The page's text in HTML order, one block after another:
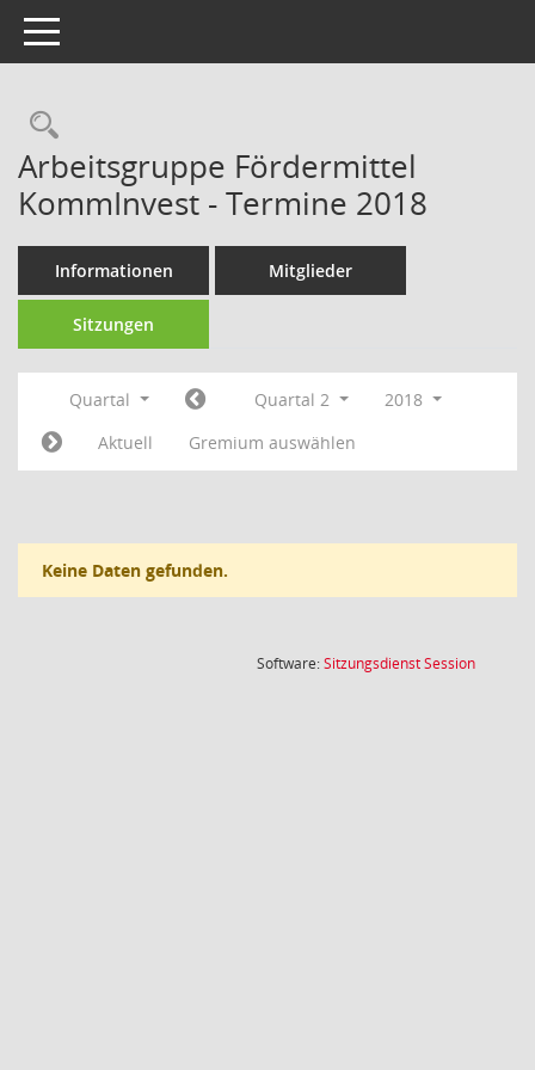
Toggle navigation
Rechercheauswahl
Arbeitsgruppe Fördermittel
KommInvest - Termine 2018
Informationen Mitglieder
Sitzungen
Quartal Quartal 2
2018
Aktuell
Gremium auswählen
Keine Daten gefunden.
Software:SitzungsdienstSession(Wird in